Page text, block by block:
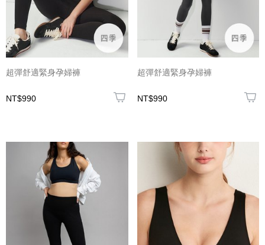
超彈舒適緊身孕婦褲
NT$990
超彈舒適緊身孕婦褲
NT$990